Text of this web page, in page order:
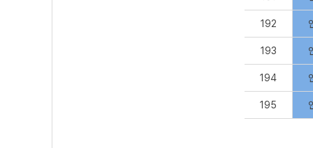
192
193
194
195